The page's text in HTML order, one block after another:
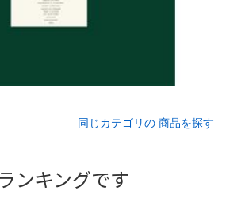
同じカテゴリの 商品を探す
ンキングです